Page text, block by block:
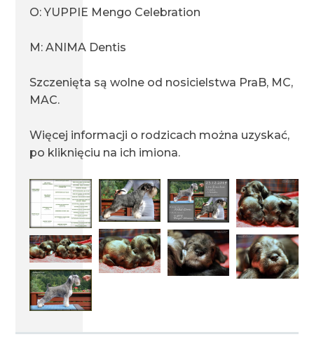
miot F1 15.05.2022
miot H1 09.05.2022
miot G1 05.05.2022
miot E1 20.02.2022
O: YUPPIE Mengo Celebration
M: ANIMA Dentis
Szczenięta są wolne od nosicielstwa PraB, MC,
MAC.
Więcej informacji o rodzicach można uzyskać,
po kliknięciu na ich imiona.